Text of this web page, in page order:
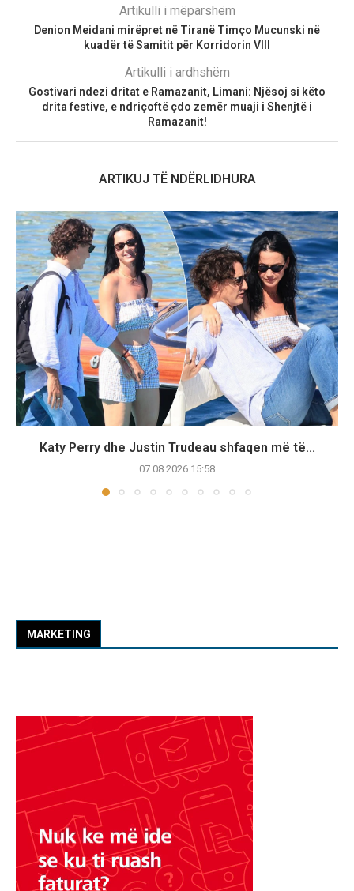
Artikulli i mëparshëm
Denion Meidani mirëpret në Tiranë Timço Mucunski në
kuadër të Samitit për Korridorin VIII
Artikulli i ardhshëm
Gostivari ndezi dritat e Ramazanit, Limani: Njësoj si këto
drita festive, e ndriçoftë çdo zemër muaji i Shenjtë i
Ramazanit!
ARTIKUJ TË NDËRLIDHURA
Katy Perry dhe Justin Trudeau shfaqen më të...
07.08.2026 15:58
MARKETING